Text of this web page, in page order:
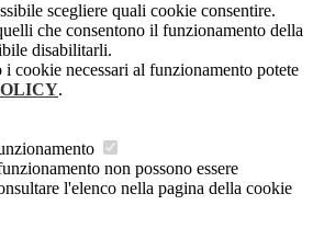
scegliere quali cookie consentire.
che consentono il funzionamento della
disabilitarli.
i cookie necessari al funzionamento potete
.
non possono essere
l'elenco nella pagina della cookie